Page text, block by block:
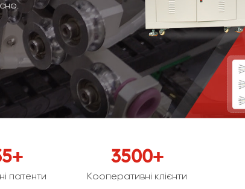
+
патенти
3500+
Кооперативні клієнти